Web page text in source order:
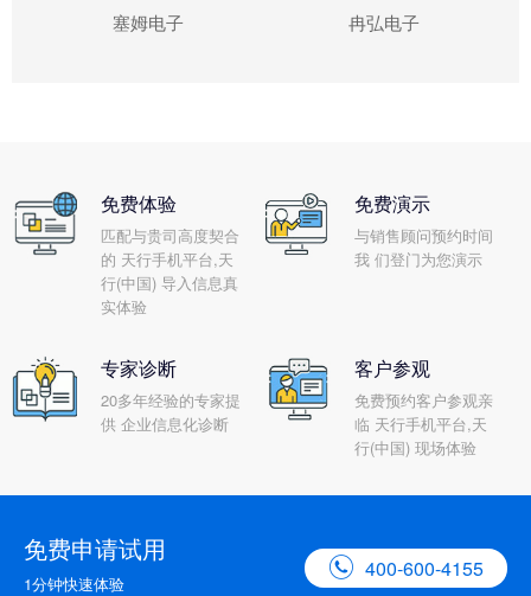
塞姆电子 冉弘电子
免费体验
匹配与贵司高度契合
的 天行手机平台,天
行(中国) 导入信息真
实体验
免费演示
与销售顾问预约时间
我 们登门为您演示
专家诊断
20多年经验的专家提
供 企业信息化诊断
客户参观
免费预约客户参观亲
临 天行手机平台,天
行(中国) 现场体验
免费申请试用
1分钟快速体验
 400-600-4155